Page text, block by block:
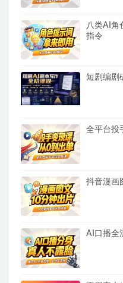
八类AI角
指令
短剧编剧
全平台投
抖音漫画
AI口播全